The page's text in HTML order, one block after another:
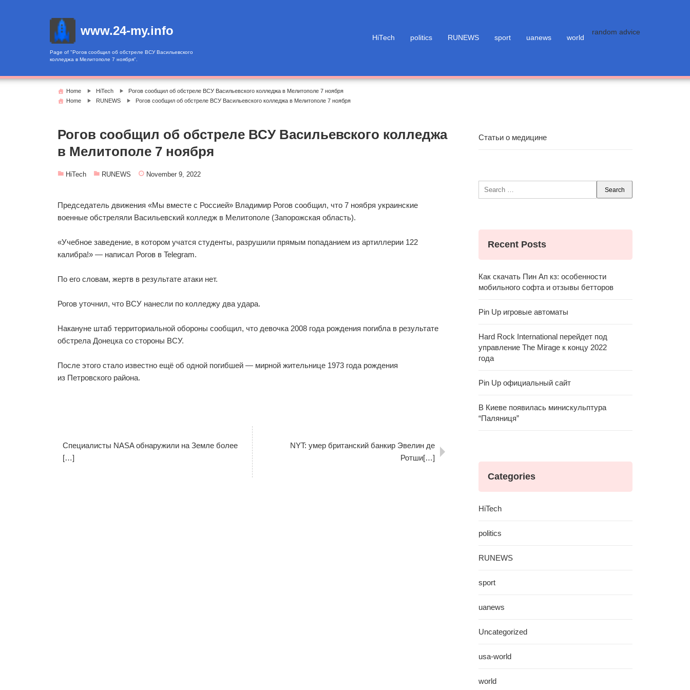
www.24-my.info
Page of "Рогов сообщил об обстреле ВСУ Васильевского
колледжа в Мелитополе 7 ноября".
HiTech politics RUNEWS sport uanews world
random advice
Home HiTech
Рогов сообщил об обстреле ВСУ Васильевского колледжа в Мелитополе 7 ноября
Home
RUNEWS Рогов сообщил об обстреле ВСУ Васильевского колледжа в Мелитополе 7 ноября
Рогов сообщил об обстреле ВСУ Васильевского колледжа
в Мелитополе 7 ноября
HiTech RUNEWS November 9, 2022
Председатель движения «Мы вместе с Россией» Владимир Рогов сообщил, что 7 ноября украинские
военные обстреляли Васильевский колледж в Мелитополе (Запорожская область).
«Учебное заведение, в котором учатся студенты, разрушили прямым попаданием из артиллерии 122
калибра!» — написал Рогов в Telegram.
По его словам, жертв в результате атаки нет.
Рогов уточнил, что ВСУ нанесли по колледжу два удара.
Накануне штаб территориальной обороны сообщил, что девочка 2008 года рождения погибла в результате
обстрела Донецка со стороны ВСУ.
После этого стало известно ещё об одной погибшей — мирной жительнице 1973 года рождения
из Петровского района.
Специалисты NASA обнаружили на Земле более
[…]
NYT: умер британский банкир Эвелин де
Ротши[…]
Статьи о медицине
Search
for:
Recent Posts
Как скачать Пин Ап кз: особенности
мобильного софта и отзывы бетторов
Pin Up игровые автоматы
Hard Rock International перейдет под
управление The Mirage к концу 2022
года
Pin Up официальный сайт
В Киеве появилась минискульптура
“Паляниця”
Categories
HiTech
politics
RUNEWS
sport
uanews
Uncategorized
usa-world
world